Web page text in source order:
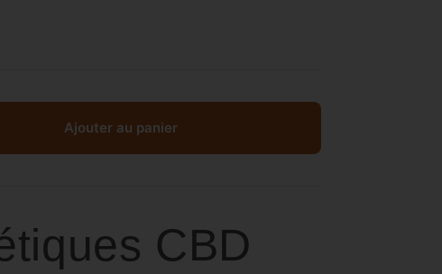
Ajouter au panier
CBD